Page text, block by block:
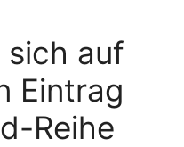
sich auf
Eintrag
Reihe